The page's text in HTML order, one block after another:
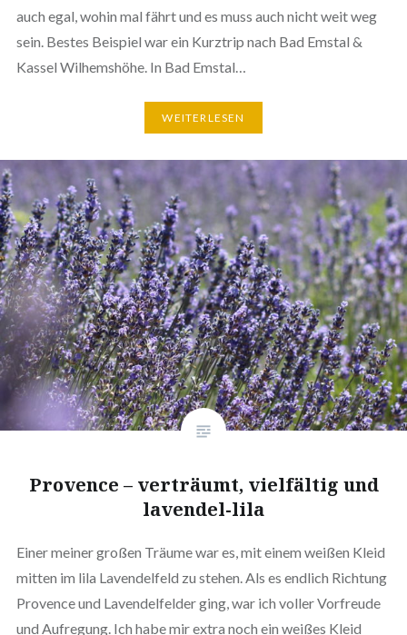
auch egal, wohin mal fährt und es muss auch nicht weit weg
sein. Bestes Beispiel war ein Kurztrip nach Bad Emstal &
Kassel Wilhemshöhe. In Bad Emstal…
WEITERLESEN
Provence – verträumt, vielfältig und
lavendel-lila
Einer meiner großen Träume war es, mit einem weißen Kleid
mitten im lila Lavendelfeld zu stehen. Als es endlich Richtung
Provence und Lavendelfelder ging, war ich voller Vorfreude
und Aufregung. Ich habe mir extra noch ein weißes Kleid